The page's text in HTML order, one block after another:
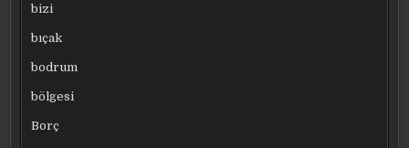
bizi
bıçak
bodrum
bölgesi
Borç